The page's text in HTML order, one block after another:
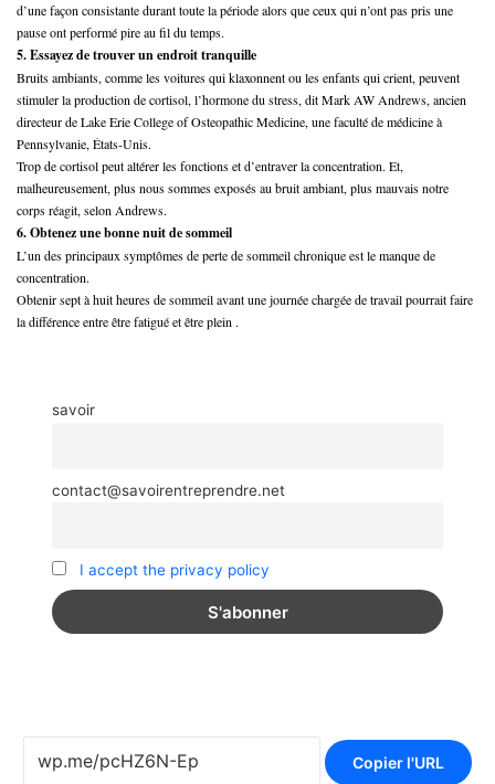
d’une façon consistante durant toute la période alors que ceux qui n’ont pas pris une
pause ont performé pire au fil du temps.
5. Essayez de trouver un endroit tranquille
Bruits ambiants, comme les voitures qui klaxonnent ou les enfants qui crient, peuvent
stimuler la production de cortisol, l’hormone du stress, dit Mark AW Andrews, ancien
directeur de Lake Erie College of Osteopathic Medicine, une faculté de médicine à
Pennsylvanie, États-Unis.
Trop de cortisol peut altérer les fonctions et d’entraver la concentration. Et,
malheureusement, plus nous sommes exposés au bruit ambiant, plus mauvais notre
corps réagit, selon Andrews.
6. Obtenez une bonne nuit de sommeil
L’un des principaux symptômes de perte de sommeil chronique est le manque de
concentration.
Obtenir sept à huit heures de sommeil avant une journée chargée de travail pourrait faire
la différence entre être fatigué et être plein .
savoir
contact@savoirentreprendre.net
I accept the privacy policy
Copier l'URL